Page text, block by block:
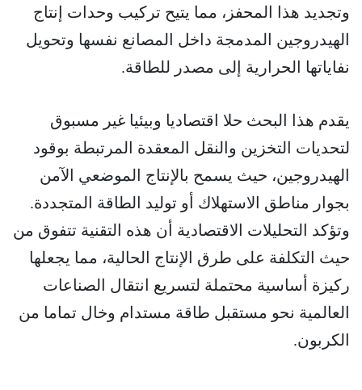
وتجديد هذا المحفز، مما يتيح تركيب وحدات إنتاج
الهيدروجين المدمجة داخل المصانع نفسها وتحويل
نفاياتها الحرارية إلى مصدر للطاقة.
يقدم هذا البحث حلا اقتصاديا وبيئيا غير مسبوق
لتحديات التخزين والنقل المعقدة المرتبطة بوقود
الهيدروجين، حيث يسمح بالإنتاج الموضعي الآمن
بجوار مناطق الاستهلاك أو توليد الطاقة المتجددة.
وتؤكد التحليلات الاقتصادية أن هذه التقنية تتفوق من
حيث التكلفة على طرق الإنتاج الحالية، مما يجعلها
ركيزة أساسية محتملة لتسريع انتقال الصناعات
العالمية نحو مستقبل طاقة مستدام وخال تماما من
الكربون.